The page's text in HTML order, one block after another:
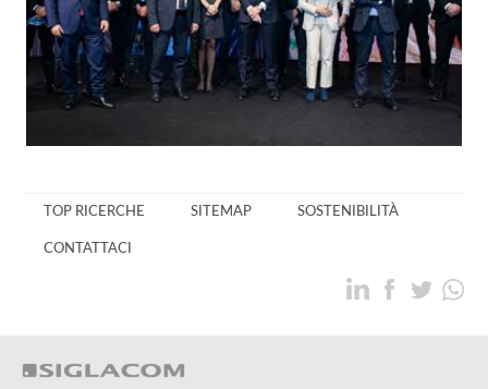
TOP RICERCHE SITEMAP SOSTENIBILITÀ
CONTATTACI